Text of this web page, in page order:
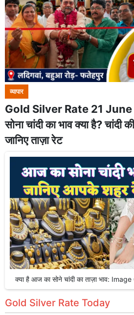
व्यापार
Gold Silver Rate 21
सोना चांदी का भाव क्या है? चांदी
जानिए ताज़ा रेट
क्या है आज का सोने चांदी का ताज़ा भाव:
Gold Silver Rate Today